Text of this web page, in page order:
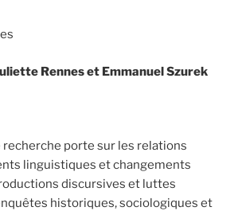
Rennes et Emmanuel Szurek
recherche porte sur les relations
linguistiques et changements
discursives et luttes
historiques, sociologiques et